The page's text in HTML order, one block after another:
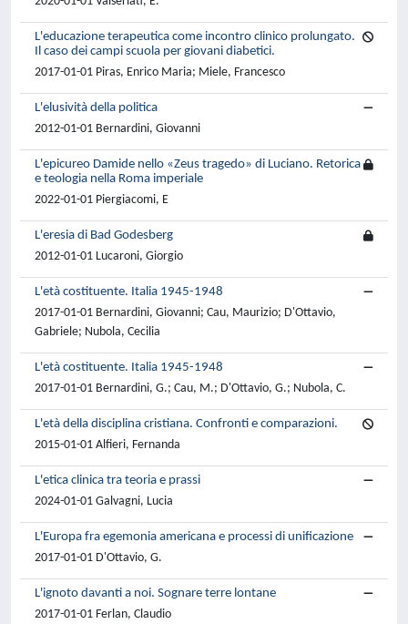
L'educazione terapeutica come incontro clinico prolungato.
Il caso dei campi scuola per giovani diabetici.
2017-01-01 Piras, Enrico Maria; Miele, Francesco
L'elusività della politica
2012-01-01 Bernardini, Giovanni
L'epicureo Damide nello «Zeus tragedo» di Luciano. Retorica
e teologia nella Roma imperiale
2022-01-01 Piergiacomi, E
L'eresia di Bad Godesberg
2012-01-01 Lucaroni, Giorgio
L'età costituente. Italia 1945-1948
2017-01-01 Bernardini, Giovanni; Cau, Maurizio; D'Ottavio,
Gabriele; Nubola, Cecilia
L'età costituente. Italia 1945-1948
2017-01-01 Bernardini, G.; Cau, M.; D'Ottavio, G.; Nubola, C.
L'età della disciplina cristiana. Confronti e comparazioni.
2015-01-01 Alfieri, Fernanda
L'etica clinica tra teoria e prassi
2024-01-01 Galvagni, Lucia
L'Europa fra egemonia americana e processi di unificazione
2017-01-01 D'Ottavio, G.
L'ignoto davanti a noi. Sognare terre lontane
2017-01-01 Ferlan, Claudio